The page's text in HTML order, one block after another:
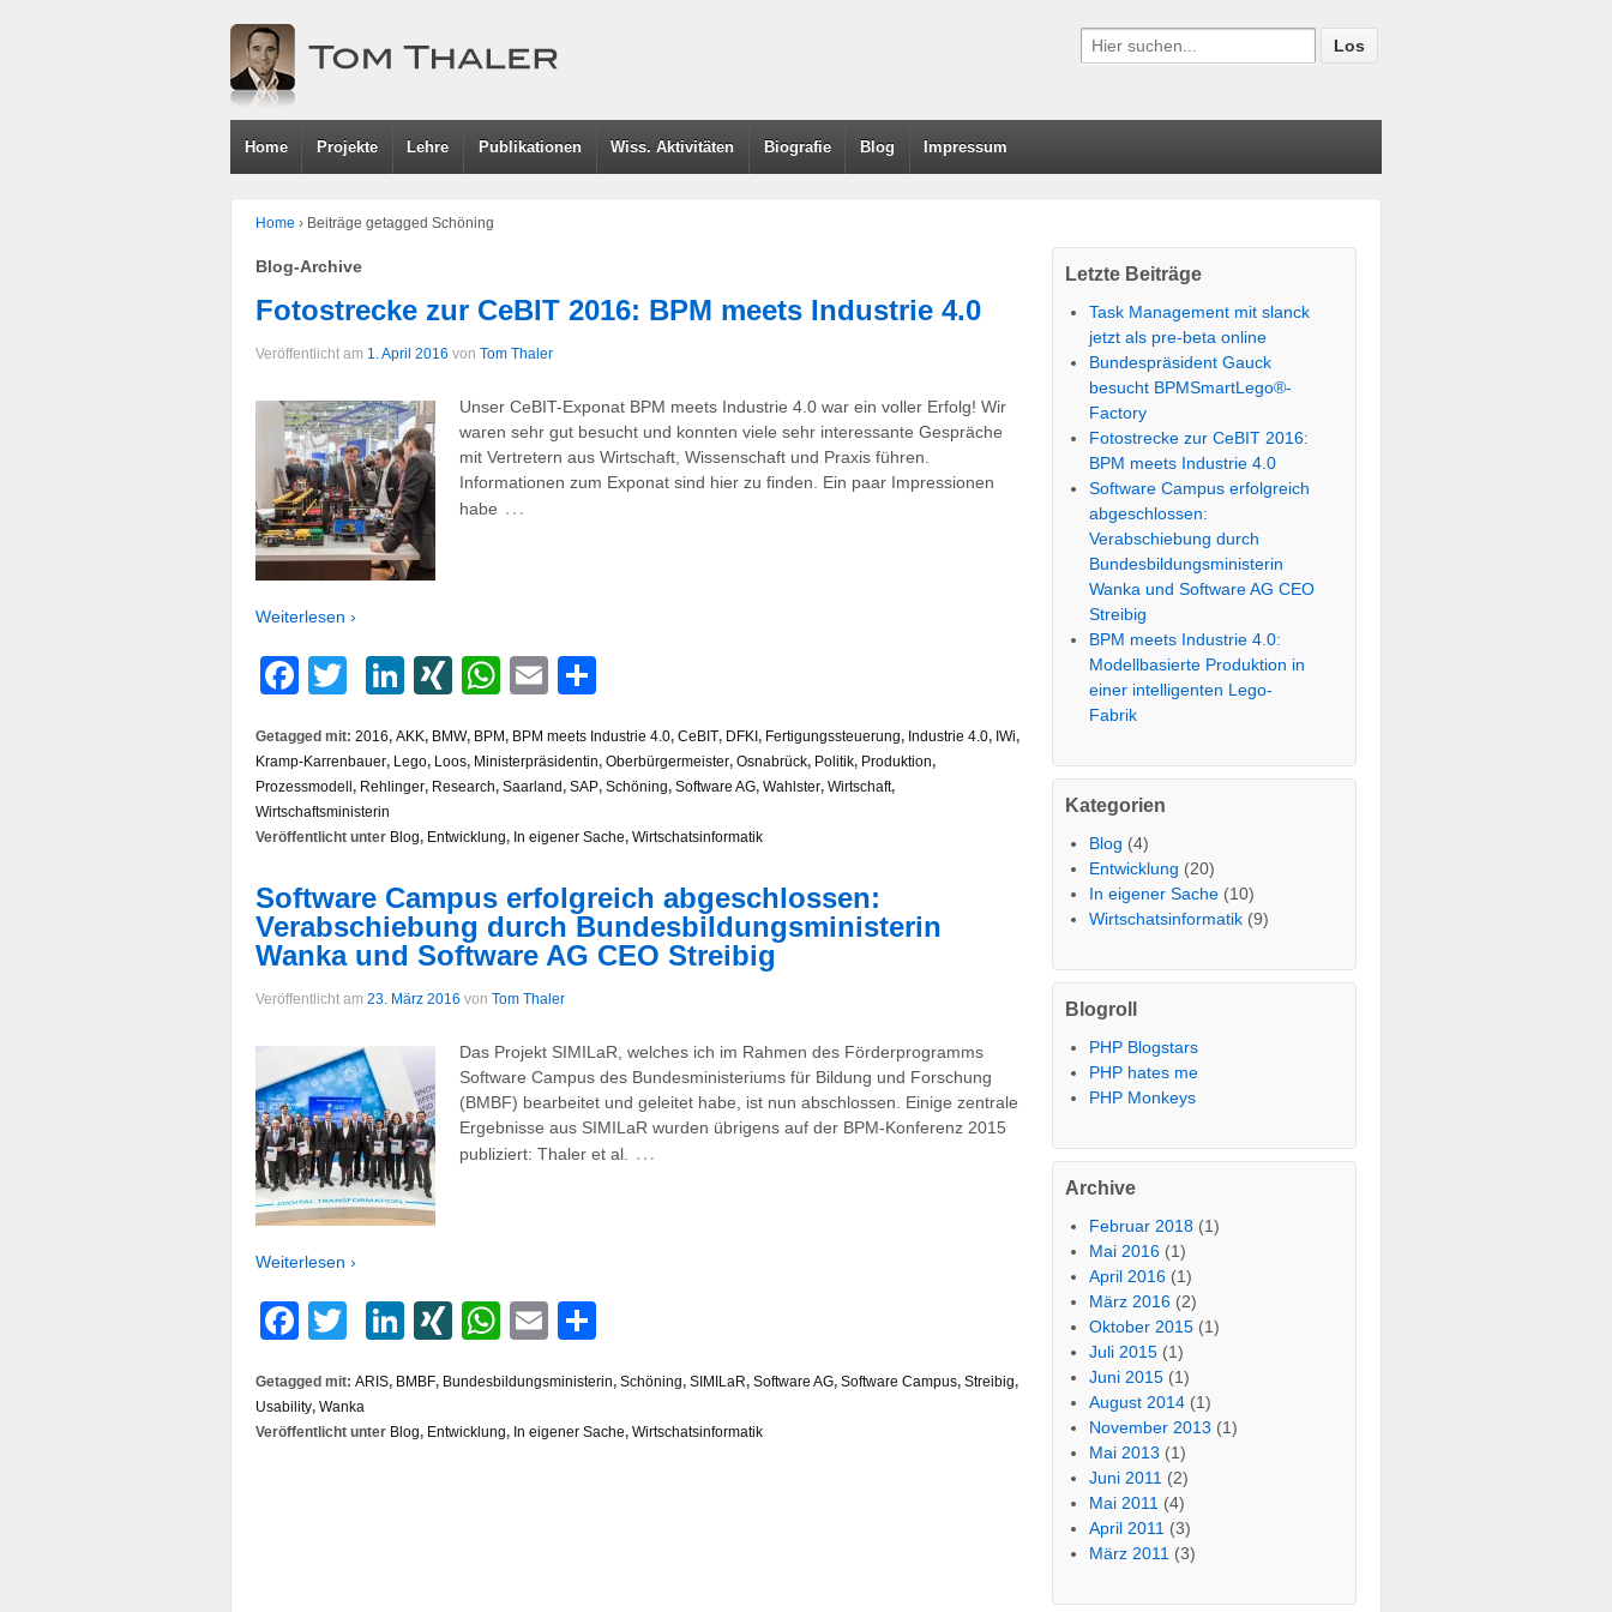
Home Projekte Lehre Publikationen Wiss. Aktivitäten Biografie Blog Impressum
Home › Beiträge getagged Schöning
Blog-Archive
Fotostrecke zur CeBIT 2016: BPM meets Industrie 4.0
Veröffentlicht am 1. April 2016 von Tom Thaler
Unser CeBIT-Exponat BPM meets Industrie 4.0 war ein voller Erfolg! Wir
waren sehr gut besucht und konnten viele sehr interessante Gespräche
mit Vertretern aus Wirtschaft, Wissenschaft und Praxis führen.
Informationen zum Exponat sind hier zu finden. Ein paar Impressionen
habe …
Weiterlesen ›
Facebook
TwitterLinkedIn
XINGWhatsApp
Email
Getagged mit: 2016, AKK, BMW, BPM, BPM meets Industrie 4.0, CeBIT, DFKI , Fertigungssteuerung, Industrie 4.0, IWi,
Kramp-Karrenbauer, Lego, Loos, Ministerpräsidentin, Oberbürgermeister, Osnabrück, Politik, Produktion,
Prozessmodell , Rehlinger, Research, Saarland, SAP, Schöning, Software AG, Wahlster, Wirtschaft,
Wirtschaftsministerin
Veröffentlicht unter Blog, Entwicklung, In eigener Sache, Wirtschatsinformatik
Software Campus erfolgreich abgeschlossen:
Verabschiebung durch Bundesbildungsministerin
Wanka und Software AG CEO Streibig
Veröffentlicht am 23. März 2016 von Tom Thaler
Das Projekt SIMILaR, welches ich im Rahmen des Förderprogramms
Software Campus des Bundesministeriums für Bildung und Forschung
(BMBF) bearbeitet und geleitet habe, ist nun abschlossen. Einige zentrale
Ergebnisse aus SIMILaR wurden übrigens auf der BPM-Konferenz 2015
publiziert: Thaler et al.
…
Weiterlesen ›
Facebook
TwitterLinkedIn
XINGWhatsApp
Email
Getagged mit: ARIS, BMBF, Bundesbildungsministerin, Schöning, SIMILaR, Software AG, Software Campus, Streibig,
Usability, Wanka
Veröffentlicht unter Blog, Entwicklung, In eigener Sache, Wirtschatsinformatik
Letzte Beiträge
Task Management mit slanck
jetzt als pre-beta online
Bundespräsident Gauck
besucht BPMSmartLego®-
Factory
Fotostrecke zur CeBIT 2016:
BPM meets Industrie 4.0
Software Campus erfolgreich
abgeschlossen:
Verabschiebung durch
Bundesbildungsministerin
Wanka und Software AG CEO
Streibig
BPM meets Industrie 4.0:
Modellbasierte Produktion in
einer intelligenten Lego-
Fabrik
Kategorien
Blog (4)
Entwicklung (20)
In eigener Sache (10)
Wirtschatsinformatik (9)
Blogroll
PHP Blogstars
PHP hates me
PHP Monkeys
Archive
Februar 2018 (1)
Mai 2016 (1)
April 2016 (1)
März 2016 (2)
Oktober 2015 (1)
Juli 2015 (1)
Juni 2015 (1)
August 2014 (1)
November 2013 (1)
Mai 2013 (1)
Juni 2011 (2)
Mai 2011 (4)
April 2011 (3)
März 2011 (3)